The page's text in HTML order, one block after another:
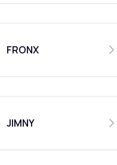
FRONX
JIMNY